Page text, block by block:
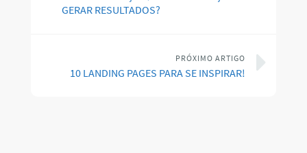
GERAR RESULTADOS?
PRÓXIMO ARTIGO
10 LANDING PAGES PARA SE INSPIRAR!